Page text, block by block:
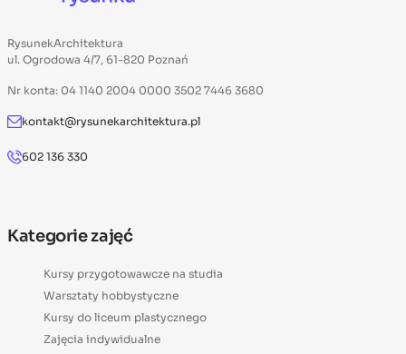
RysunekArchitektura
ul. Ogrodowa 4/7, 61-820 Poznań
Nr konta: 04 1140 2004 0000 3502 7446 3680
kontakt@rysunekarchitektura.pl
602 136 330
Kategorie zajęć
Kursy przygotowawcze na studia
Warsztaty hobbystyczne
Kursy do liceum plastycznego
Zajęcia indywidualne